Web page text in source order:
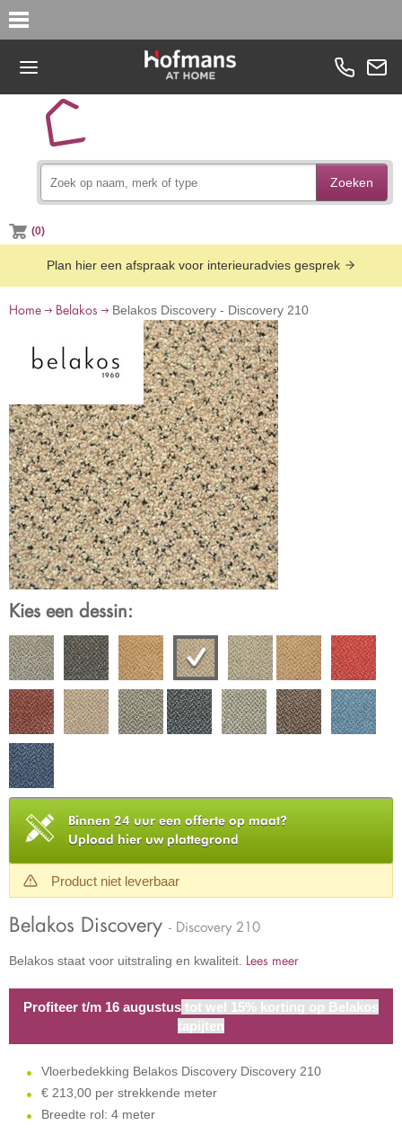
Zoeken
(0)
Plan hier een afspraak voor interieuradvies gesprek
Home Belakos Belakos Discovery - Discovery 210
Kies een dessin:
Binnen 24 uur een offerte op maat?
Upload hier uw plattegrond
Product niet leverbaar
Belakos Discovery - Discovery 210
Belakos staat voor uitstraling en kwaliteit. Lees meer
Profiteer t/m 16 augustus tot wel 15% korting op Belakos
tapijten
Vloerbedekking Belakos Discovery Discovery 210
€ 213,00 per strekkende meter
Breedte rol: 4 meter